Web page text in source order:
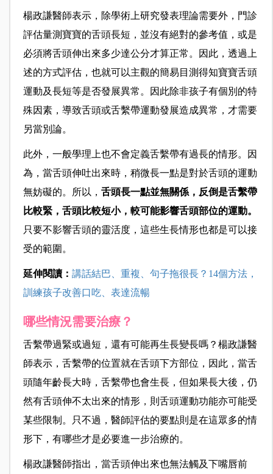
楊政謙醫師表示，除學術上研究發表理論需要外，門診
評估量測寶寶的舌頭長短，並沒有絕對的參考值，或是
必須將舌頭伸出來多少達公分才算正常。因此，透過上
述的方式評估，也就可以主觀的簡易目測得知寶寶舌頭
運動及長短等是否發展異常。因此除非孩子有個別的特
殊因素，導致舌頭或舌繫帶運動發展造成異常，才需要
另當別論。
此外，一般學理上也不會定義舌繫帶有過長的情形。因
為，當舌頭伸吐出來時，稍微長一點是對於舌頭的運動
無妨礙的。所以， 舌頭長一點並無關係，反倒是舌繫帶
比較緊，舌頭比較短小，較可能影響舌頭部位的運動。
只要不影響舌頭的靈活度，這些生長情形也都是可以接
受的範圍。
延伸閱讀： 講話結巴、重複、句子拖很長？14個方法，
訓練孩子改善口吃、表達流暢
哪些情況需要治療？
舌繫帶過緊或過短，還有可能再生長變長嗎？楊政謙醫
師表示，舌繫帶的位置就在舌頭下方部位，因此，當舌
頭隨年齡長大時，舌繫帶也會生長，但如果長大後，仍
然有舌頭伸不太出來的情形，則舌頭運動功能亦可能受
某些限制。只不過，醫師評估的要點則是在這眾多的情
形下，有哪些才是必要進一步治療的。
楊政謙醫師指出，當舌頭伸出來也無法觸及下嘴唇前